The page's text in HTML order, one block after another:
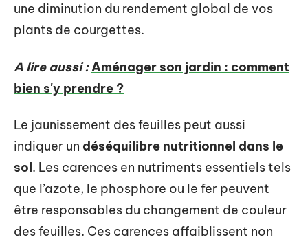
une diminution du rendement global de vos
plants de courgettes.
A lire aussi : Aménager son jardin : comment
bien s'y prendre ?
Le jaunissement des feuilles peut aussi
indiquer un déséquilibre nutritionnel dans le
sol. Les carences en nutriments essentiels tels
que l’azote, le phosphore ou le fer peuvent
être responsables du changement de couleur
des feuilles. Ces carences affaiblissent non